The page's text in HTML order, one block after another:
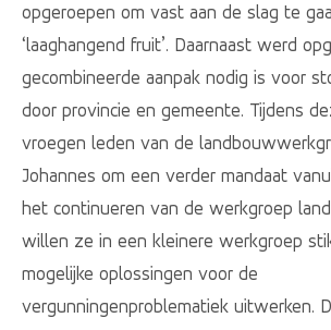
opgeroepen om vast aan de slag te
‘laaghangend fruit’. Daarnaast werd
gecombineerde aanpak nodig is voor
door provincie en gemeente. Tijdens
vroegen leden van de
Johannes om een verder mandaat
het continueren van de werkgroep
willen ze in een kleinere werkgroep
mogelijke oplossingen voor de
vergunningenproblematiek uitwerken.